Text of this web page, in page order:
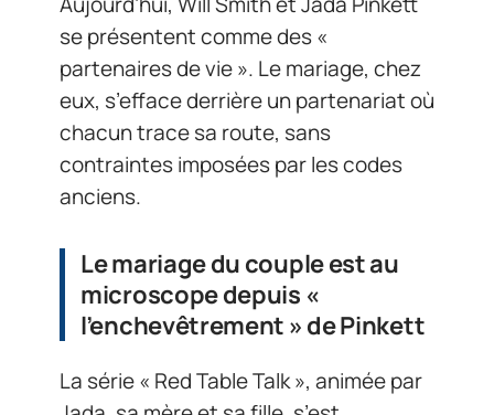
se présentent comme des «
partenaires de vie ». Le mariage, chez
eux, s’efface derrière un partenariat où
chacun trace sa route, sans
contraintes imposées par les codes
anciens.
Le mariage du couple est au
microscope depuis «
l’enchevêtrement » de Pinkett
La série « Red Table Talk », animée par